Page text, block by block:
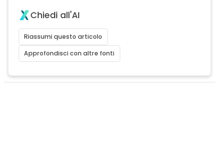
Chiedi all'AI
Riassumi questo articolo
Approfondisci con altre fonti